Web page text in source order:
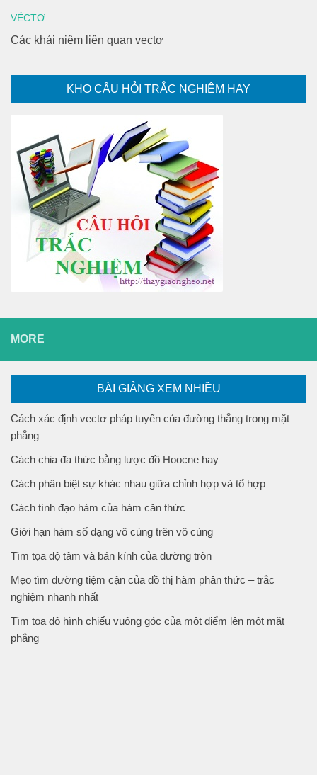
VÉCTƠ
Các khái niệm liên quan vectơ
KHO CÂU HỎI TRẮC NGHIỆM HAY
MORE
BÀI GIẢNG XEM NHIỀU
Cách xác định vectơ pháp tuyến của đường thẳng trong mặt
phẳng
Cách chia đa thức bằng lược đồ Hoocne hay
Cách phân biệt sự khác nhau giữa chỉnh hợp và tổ hợp
Cách tính đạo hàm của hàm căn thức
Giới hạn hàm số dạng vô cùng trên vô cùng
Tìm tọa độ tâm và bán kính của đường tròn
Mẹo tìm đường tiệm cận của đồ thị hàm phân thức – trắc
nghiệm nhanh nhất
Tìm tọa độ hình chiếu vuông góc của một điểm lên một mặt
phẳng